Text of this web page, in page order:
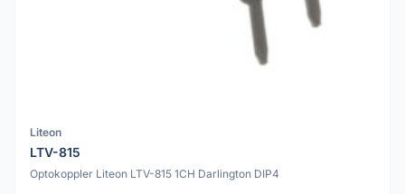
Liteon
LTV-815
Optokoppler Liteon LTV-815 1CH Darlington DIP4